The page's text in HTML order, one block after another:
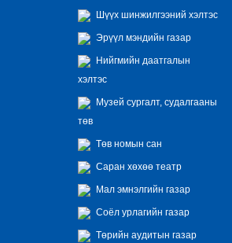
Шүүх шинжилгээний хэлтэс
Эрүүл мэндийн газар
Нийгмийн даатгалын
хэлтэс
Музей сургалт, судалгааны
төв
Төв номын сан
Саран хөхөө театр
Мал эмнэлгийн газар
Соёл урлагийн газар
Төрийн аудитын газар